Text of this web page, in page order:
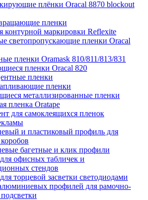
плёнки Oracal 8870 blockout
пленки
контурной маркировки Reflexite
светопропускающие пленки Oracal
пленки Oramask 810/811/813/831
пленки Oracal 820
пленки
пленки
металлизированные пленки
пленка Oratape
для самоклеящихся пленок
и пластиковый профиль для
багетные и клик профили
офисных табличек и
стендов
торцевой засветки светодиодами
профилей для рамочно-